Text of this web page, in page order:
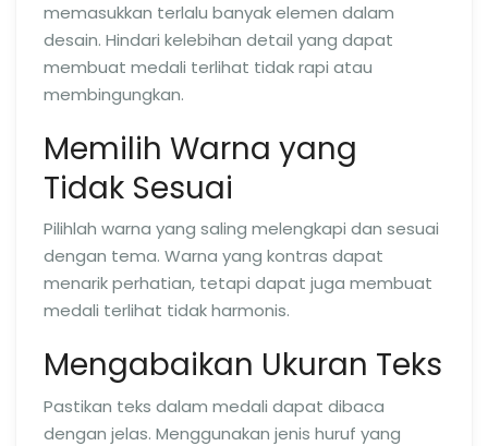
memasukkan terlalu banyak elemen dalam
desain. Hindari kelebihan detail yang dapat
membuat medali terlihat tidak rapi atau
membingungkan.
Memilih Warna yang
Tidak Sesuai
Pilihlah warna yang saling melengkapi dan sesuai
dengan tema. Warna yang kontras dapat
menarik perhatian, tetapi dapat juga membuat
medali terlihat tidak harmonis.
Mengabaikan Ukuran Teks
Pastikan teks dalam medali dapat dibaca
dengan jelas. Menggunakan jenis huruf yang